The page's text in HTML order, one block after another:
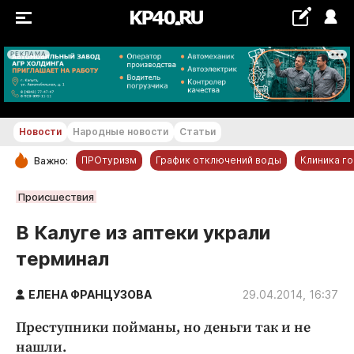
РЕКЛАМА
+25...+26 °С
РУБРИКИ
Новости компаний
Статьи
Народные новости
Авто и транспорт
Благоустройство
Новости Народные новости Статьи
Важно: ПРОтуризм График отключений воды Клиника
Происшествия
В Калуге из аптеки украли
терминал
ЕЛЕНА ФРАНЦУЗОВА 29.04.2014, 16:37
Преступники пойманы, но деньги так и не
нашли.